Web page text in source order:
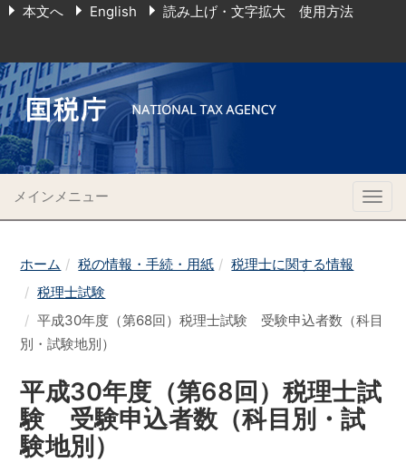
本文へ English 読み上げ・文字拡大 使用方法
メインメニュー
ホーム 税の情報・手続・用紙
税理士に関する情報
税理士試験
平成30年度（第68回）税理士試験 受験申込者数（科目
別・試験地別）
平成30年度（第68回）税理士試
験 受験申込者数（科目別・試
験地別）